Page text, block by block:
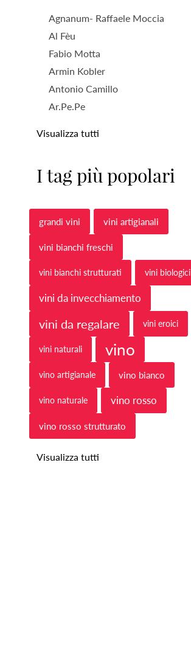
Agnanum- Raffaele Moccia
Al Fèu
Fabio Motta
Armin Kobler
Antonio Camillo
Ar.Pe.Pe
Visualizza tutti
I tag più popolari
grandi vini vini artigianali
vini bianchi freschi
vini bianchi strutturati vini biologici
vini da invecchiamento
vini da regalare vini eroici
vini naturali vino
vino artigianale vino bianco
vino naturale vino rosso
vino rosso strutturato
Visualizza tutti